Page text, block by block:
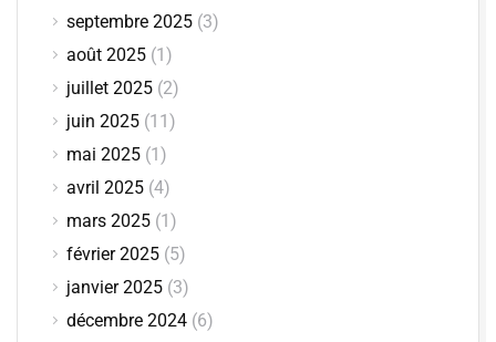
septembre 2025 (3)
août 2025 (1)
juillet 2025 (2)
juin 2025 (11)
mai 2025 (1)
avril 2025 (4)
mars 2025 (1)
février 2025 (5)
janvier 2025 (3)
décembre 2024 (6)